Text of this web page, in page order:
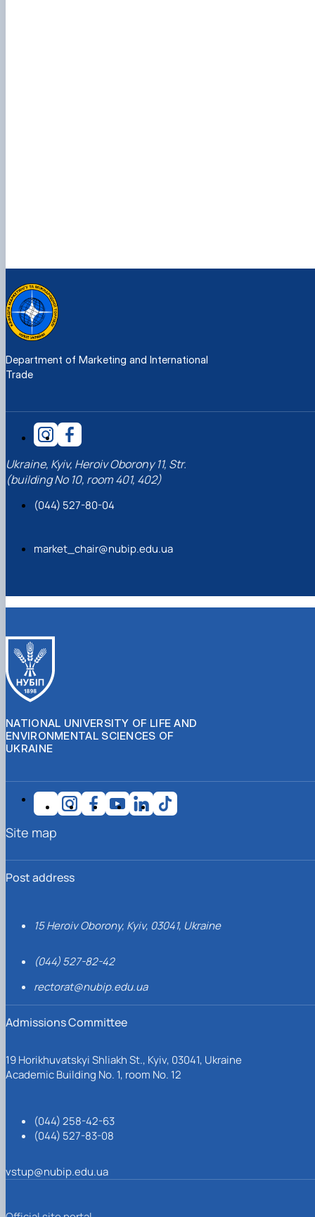
Department of Marketing and International
Trade
Ukraine, Kyiv, Heroiv Oborony 11, Str.
(building No 10, room 401, 402)
(044) 527-80-04
market_chair@nubip.edu.ua
NATIONAL UNIVERSITY OF LIFE AND
ENVIRONMENTAL SCIENCES OF
UKRAINE
Post address
15 Heroiv Oborony, Kyiv, 03041, Ukraine
(044) 527-82-42
rectorat@nubip.edu.ua
Admissions Committee
19 Horikhuvatskyi Shliakh St., Kyiv, 03041, Ukraine
Academic Building No. 1, room No. 12
(044) 258-42-63
(044) 527-83-08
vstup@nubip.edu.ua
Site map